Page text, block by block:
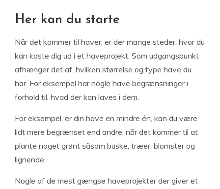
Her kan du starte
Når det kommer til haver, er der mange steder, hvor du
kan kaste dig ud i et haveprojekt. Som udgangspunkt
afhænger det af, hvilken størrelse og type have du
har. For eksempel har nogle have begrænsninger i
forhold til, hvad der kan laves i dem.
For eksempel, er din have en mindre én, kan du være
lidt mere begrænset end andre, når det kommer til at
plante noget grønt såsom buske, træer, blomster og
lignende.
Nogle af de mest gængse haveprojekter der giver et